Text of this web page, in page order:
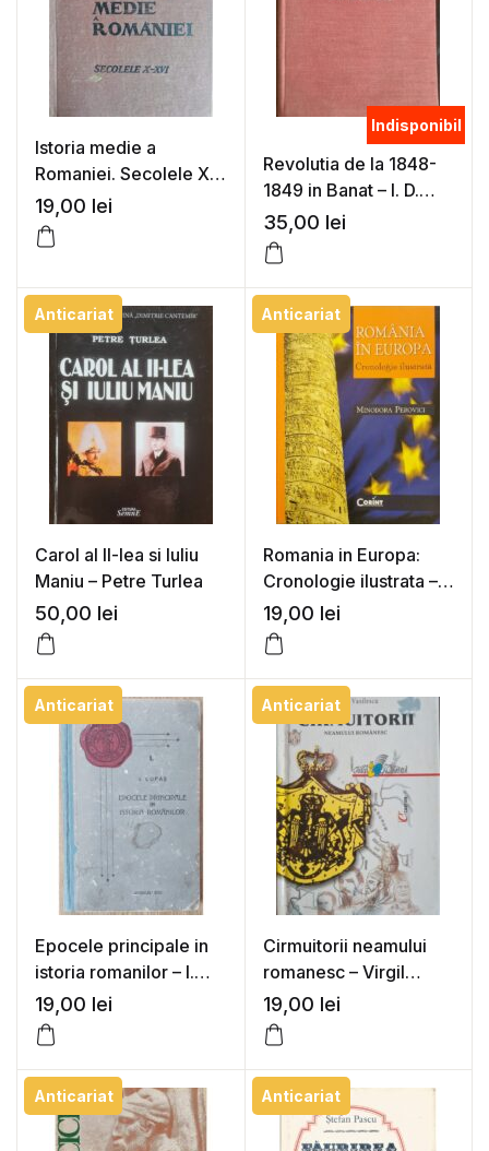
Istoria medie a
Romaniei. Secolele X-
XVI – St. Pascu, I.
Ionascu
19,00 lei
Indisponibil
Revolutia de la 1848-
1849 in Banat – I. D.
Suciu
35,00 lei
Anticariat
Carol al II-lea si Iuliu
Maniu – Petre Turlea
50,00 lei
Anticariat
Romania in Europa:
Cronologie ilustrata –
Minodora Perovici
19,00 lei
Anticariat
Epocele principale in
istoria romanilor – I.
Lupas
19,00 lei
Anticariat
Cirmuitorii neamului
romanesc – Virgil
Vasilescu
19,00 lei
Anticariat Anticariat